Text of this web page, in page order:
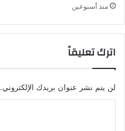
منذ أسبوعين
اترك تعليقاً
لن يتم نشر عنوان بريدك الإلكتروني.